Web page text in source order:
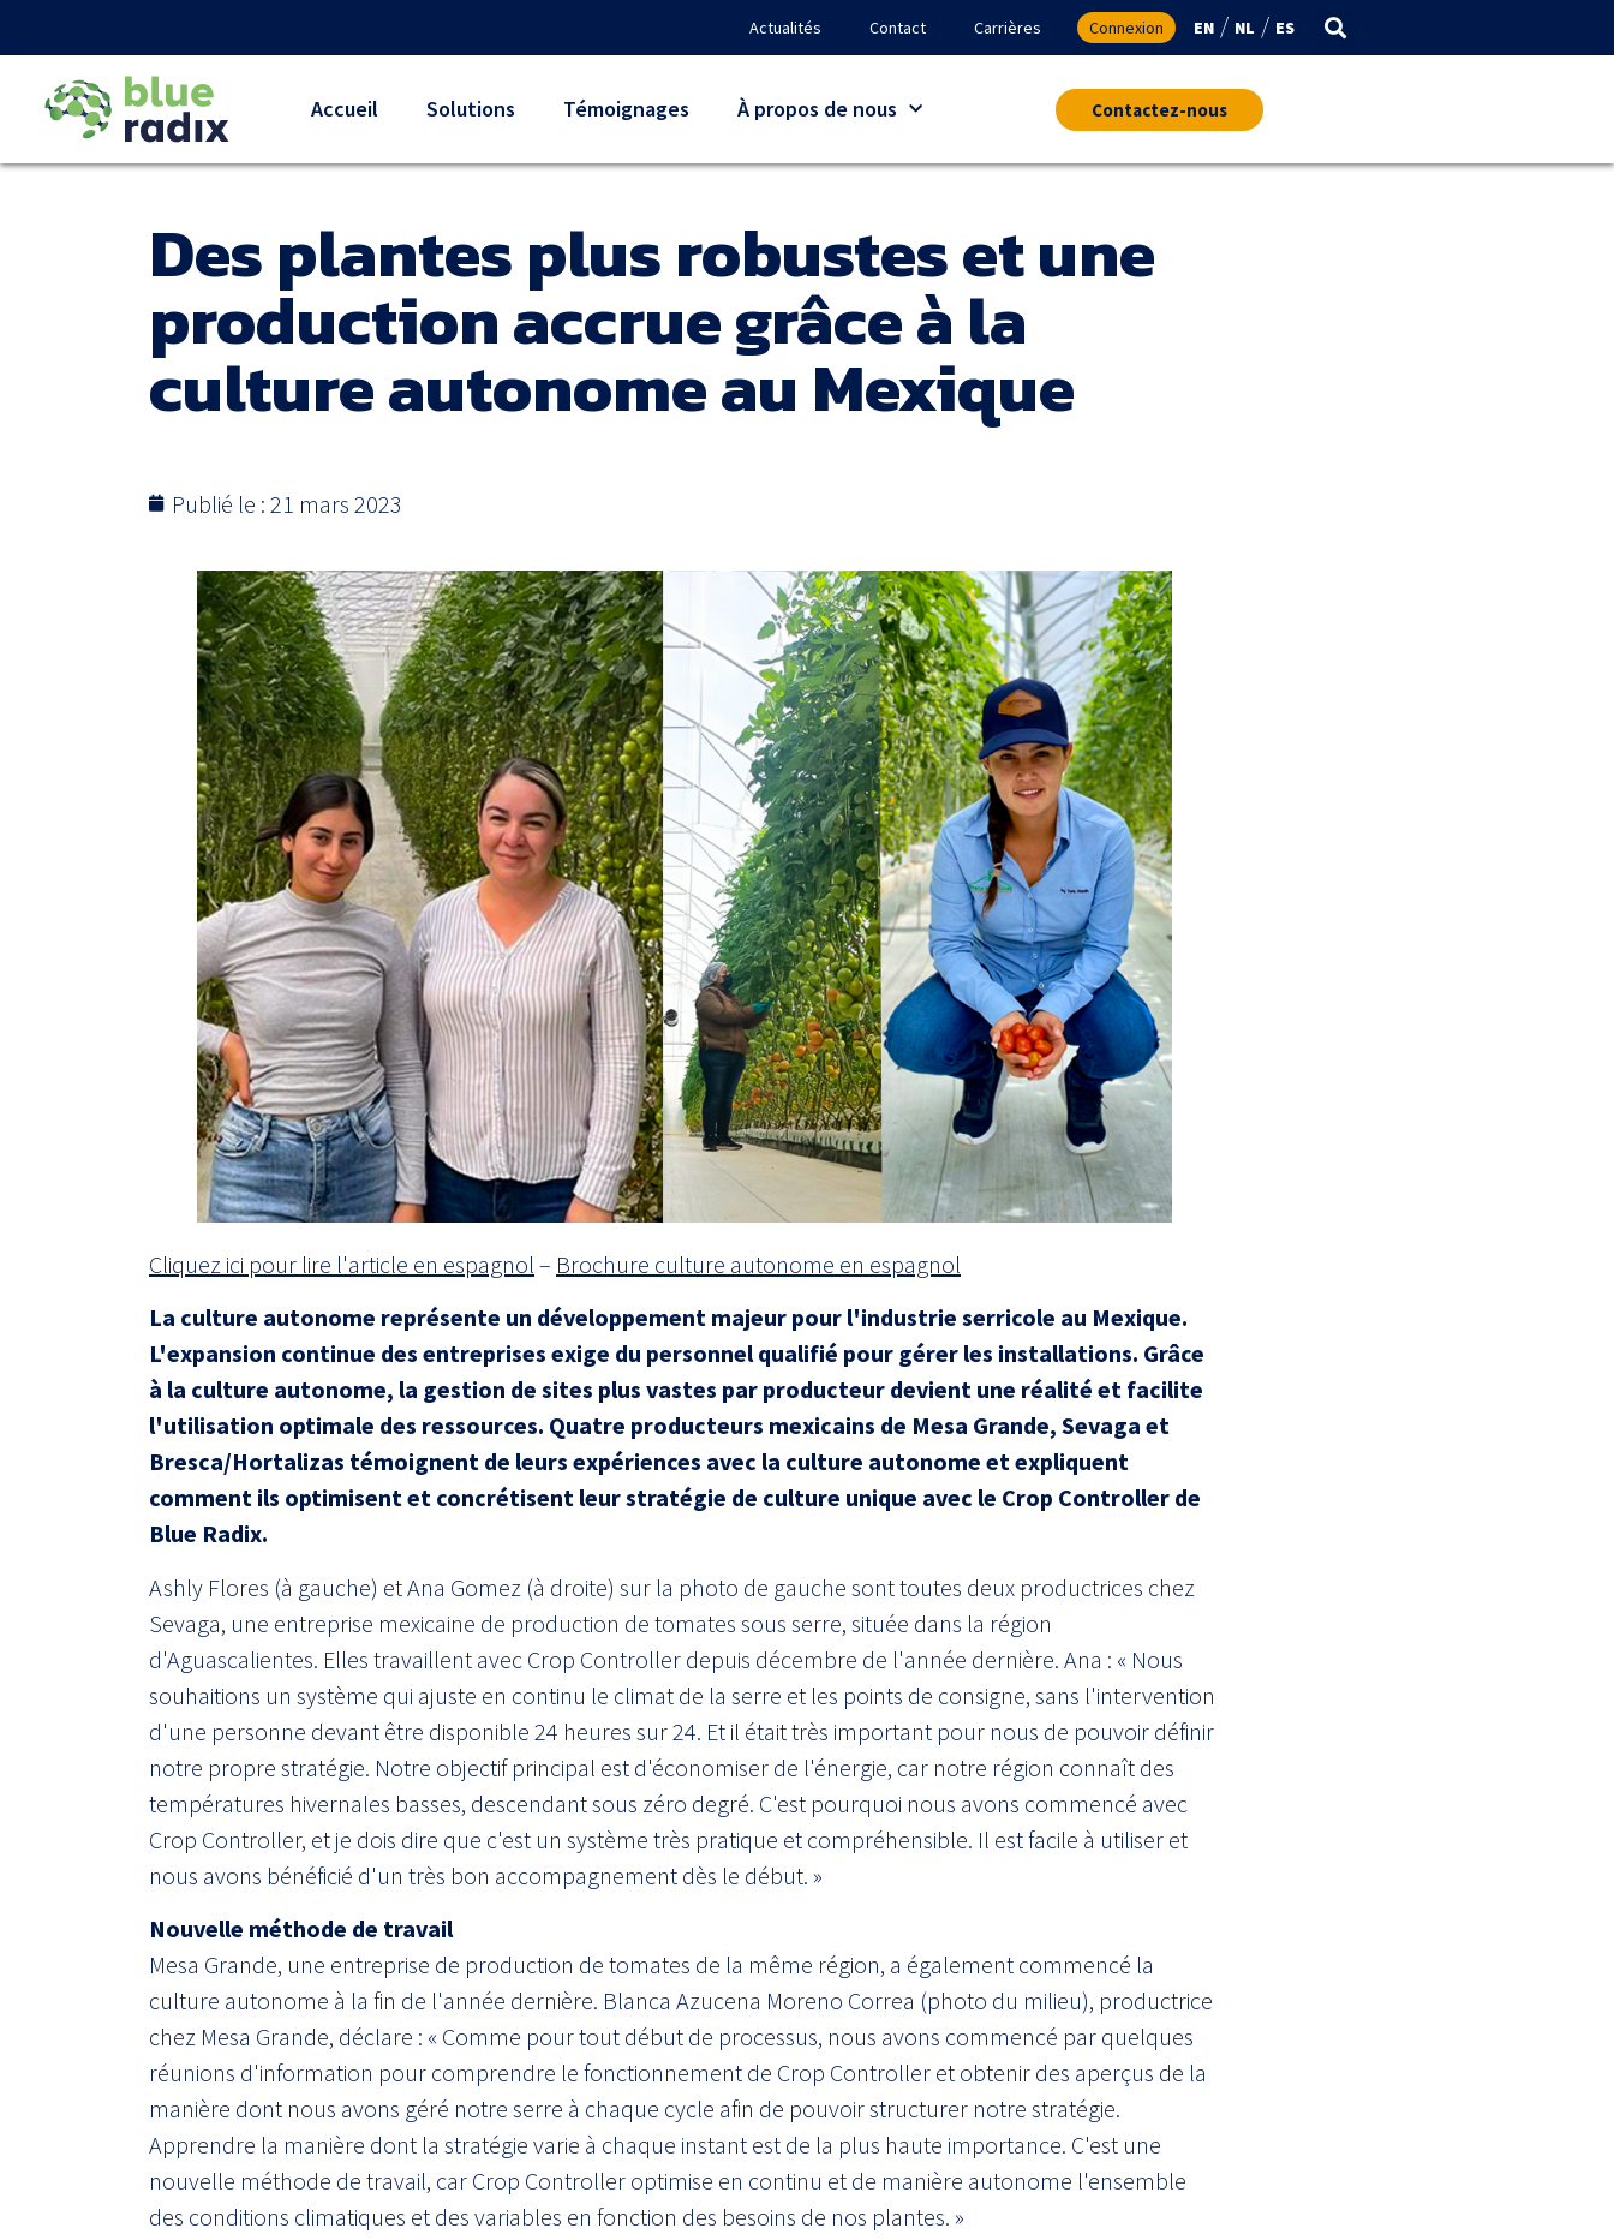
Actualités Contact Carrières Connexion EN NL ES
Accueil Solutions Témoignages À propos de nous Contactez-nous
Des plantes plus robustes et une
production accrue grâce à la
culture autonome au Mexique
Publié le : 21 mars 2023
Cliquez ici pour lire l'article en espagnol – Brochure culture autonome en espagnol
La culture autonome représente un développement majeur pour l'industrie serricole au Mexique.
L'expansion continue des entreprises exige du personnel qualifié pour gérer les installations. Grâce
à la culture autonome, la gestion de sites plus vastes par producteur devient une réalité et facilite
l'utilisation optimale des ressources. Quatre producteurs mexicains de Mesa Grande, Sevaga et
Bresca/Hortalizas témoignent de leurs expériences avec la culture autonome et expliquent
comment ils optimisent et concrétisent leur stratégie de culture unique avec le Crop Controller de
Blue Radix.
Ashly Flores (à gauche) et Ana Gomez (à droite) sur la photo de gauche sont toutes deux productrices chez
Sevaga, une entreprise mexicaine de production de tomates sous serre, située dans la région
d'Aguascalientes. Elles travaillent avec Crop Controller depuis décembre de l'année dernière. Ana : « Nous
souhaitions un système qui ajuste en continu le climat de la serre et les points de consigne, sans l'intervention
d'une personne devant être disponible 24 heures sur 24. Et il était très important pour nous de pouvoir définir
notre propre stratégie. Notre objectif principal est d'économiser de l'énergie, car notre région connaît des
températures hivernales basses, descendant sous zéro degré. C'est pourquoi nous avons commencé avec
Crop Controller, et je dois dire que c'est un système très pratique et compréhensible. Il est facile à utiliser et
nous avons bénéficié d'un très bon accompagnement dès le début. »
Nouvelle méthode de travail
Mesa Grande, une entreprise de production de tomates de la même région, a également commencé la
culture autonome à la fin de l'année dernière. Blanca Azucena Moreno Correa (photo du milieu), productrice
chez Mesa Grande, déclare : « Comme pour tout début de processus, nous avons commencé par quelques
réunions d'information pour comprendre le fonctionnement de Crop Controller et obtenir des aperçus de la
manière dont nous avons géré notre serre à chaque cycle afin de pouvoir structurer notre stratégie.
Apprendre la manière dont la stratégie varie à chaque instant est de la plus haute importance. C'est une
nouvelle méthode de travail, car Crop Controller optimise en continu et de manière autonome l'ensemble
des conditions climatiques et des variables en fonction des besoins de nos plantes. »